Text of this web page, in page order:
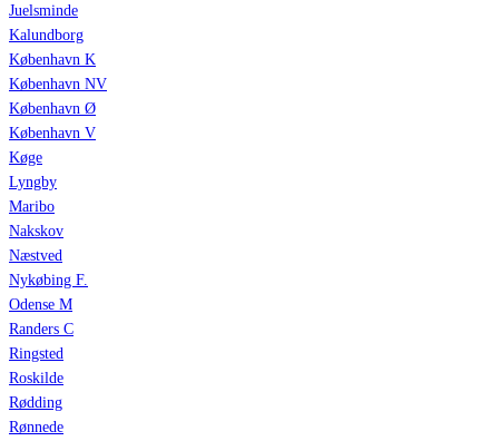
Juelsminde
Kalundborg
København K
København NV
København Ø
København V
Køge
Lyngby
Maribo
Nakskov
Næstved
Nykøbing F.
Odense M
Randers C
Ringsted
Roskilde
Rødding
Rønnede